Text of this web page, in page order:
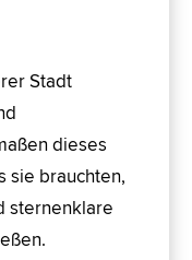
Stadt
dieses
sie brauchten,
sternenklare